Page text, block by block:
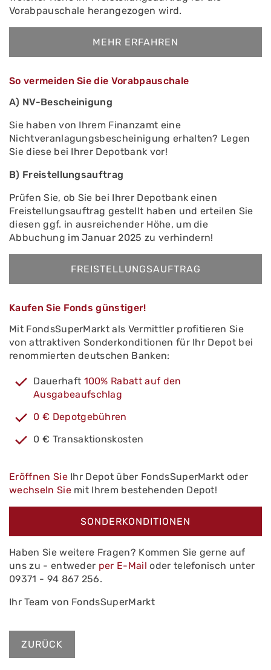
Vorabpauschale herangezogen wird.
MEHR ERFAHREN
So vermeiden Sie die Vorabpauschale
A) NV-Bescheinigung
Sie haben von Ihrem Finanzamt eine
Nichtveranlagungsbescheinigung erhalten? Legen
Sie diese bei Ihrer Depotbank vor!
B) Freistellungsauftrag
Prüfen Sie, ob Sie bei Ihrer Depotbank einen
Freistellungsauftrag gestellt haben und erteilen Sie
diesen ggf. in ausreichender Höhe, um die
Abbuchung im Januar 2025 zu verhindern!
FREISTELLUNGSAUFTRAG
Kaufen Sie Fonds günstiger!
Mit FondsSuperMarkt als Vermittler profitieren Sie
von attraktiven Sonderkonditionen für Ihr Depot bei
renommierten deutschen Banken:
Dauerhaft 100% Rabatt auf den
Ausgabeaufschlag
0 € Depotgebühren
0 € Transaktionskosten
Eröffnen SieIhr Depot über FondsSuperMarkt oder
wechseln Siemit Ihrem bestehenden Depot!
SONDERKONDITIONEN
Haben Sie weitere Fragen? Kommen Sie gerne auf
uns zu - entweder per E-Mail oder telefonisch unter
09371 - 94 867 256.
Ihr Team von FondsSuperMarkt
ZURÜCK